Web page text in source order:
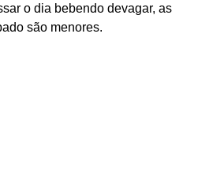
o dia bebendo devagar, as
são menores.